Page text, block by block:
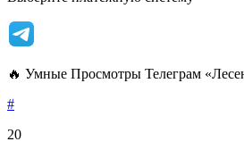
🔥 Умные Просмотры Телеграм
#
20